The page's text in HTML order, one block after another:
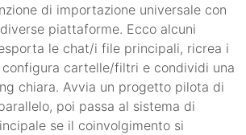
di importazione universale con
piattaforme. Ecco alcuni
le chat/i file principali, ricrea i
cartelle/filtri e condividi una
chiara. Avvia un progetto pilota di
poi passa al sistema di
se il coinvolgimento si